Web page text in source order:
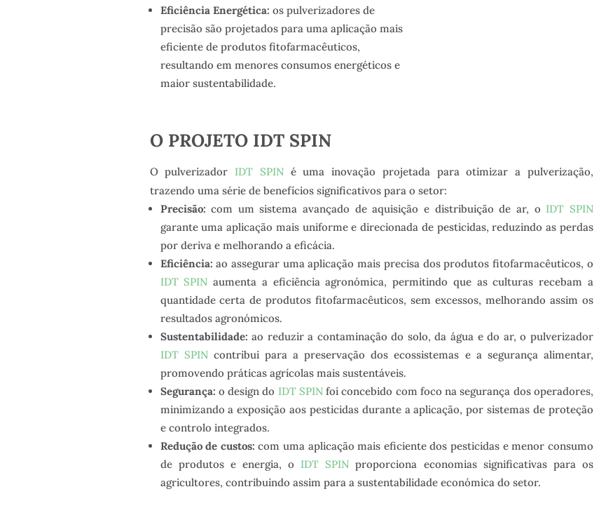
Eficiência Energética: os pulverizadores de
precisão são projetados para uma aplicação mais
eficiente de produtos fitofarmacêuticos,
resultando em menores consumos energéticos e
maior sustentabilidade.
O PROJETO IDT SPIN
O pulverizador IDT SPINé uma inovação projetada para otimizar a pulverização,
trazendo uma série de benefícios significativos para o setor:
Precisão: com um sistema avançado de aquisição e distribuição de ar, o IDT SPIN
garante uma aplicação mais uniforme e direcionada de pesticidas, reduzindo as perdas
por deriva e melhorando a eficácia.
Eficiência: ao assegurar uma aplicação mais precisa dos produtos fitofarmacêuticos, o
IDT SPIN aumenta a eficiência agronómica, permitindo que as culturas recebam a
quantidade certa de produtos fitofarmacêuticos, sem excessos, melhorando assim os
resultados agronómicos.
Sustentabilidade: ao reduzir a contaminação do solo, da água e do ar, o pulverizador
IDT SPINcontribui para a preservação dos ecossistemas e a segurança alimentar,
promovendo práticas agrícolas mais sustentáveis.
Segurança: o design do IDT SPINfoi concebido com foco na segurança dos operadores,
minimizando a exposição aos pesticidas durante a aplicação, por sistemas de proteção
e controlo integrados.
Redução de custos: com uma aplicação mais eficiente dos pesticidas e menor consumo
de produtos e energia, o IDT SPIN proporciona economias significativas para os
agricultores, contribuindo assim para a sustentabilidade económica do setor.